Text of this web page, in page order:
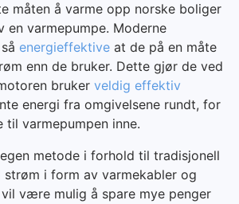
måten å varme opp norske boliger
en varmepumpe. Moderne
energieffektive at de på en måte
enn de bruker. Dette gjør de ved
bruker veldig effektiv
energi fra omgivelsene rundt, for
til varmepumpen inne.
metode i forhold til tradisjonell
i form av varmekabler og
være mulig å spare mye penger